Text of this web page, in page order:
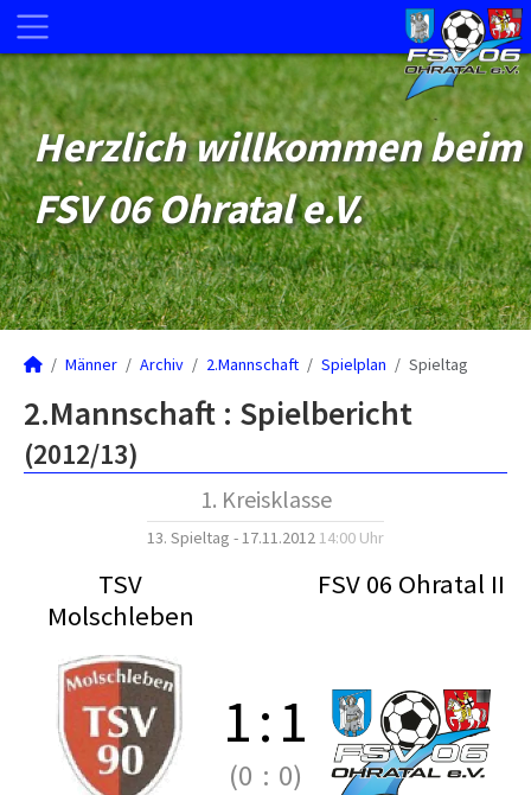
Herzlich willkommen beim
FSV 06 Ohratal e.V.
Männer Archiv 2.Mannschaft Spielplan Spieltag
2.Mannschaft : Spielbericht
(2012/13)
1. Kreisklasse
13. Spieltag - 17.11.2012 14:00 Uhr
TSV
Molschleben
FSV 06 Ohratal II
1:1
(0 : 0)